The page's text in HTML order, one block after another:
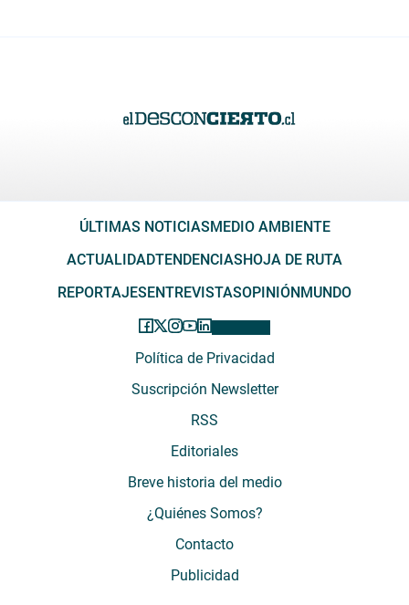
ÚLTIMAS NOTICIAS MEDIO AMBIENTE
ACTUALIDADTENDENCIAS HOJA DE RUTA
REPORTAJES ENTREVISTASOPINIÓN MUNDO
Política de Privacidad
Suscripción Newsletter
RSS
Editoriales
Breve historia del medio
¿Quiénes Somos?
Contacto
Publicidad